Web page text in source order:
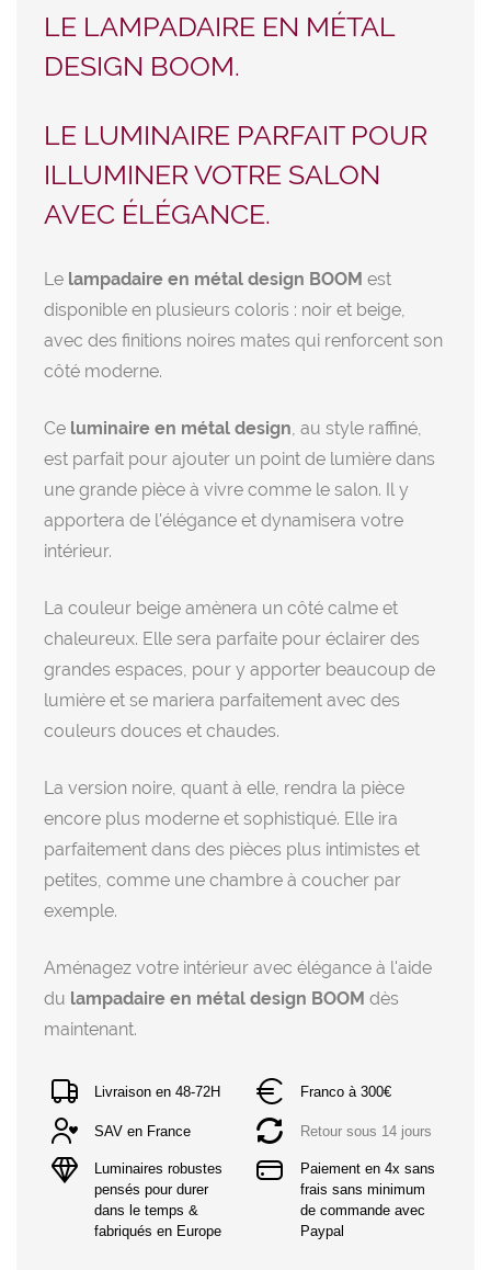
LE LAMPADAIRE EN MÉTAL
DESIGN BOOM.
LE LUMINAIRE PARFAIT POUR
ILLUMINER VOTRE SALON
AVEC ÉLÉGANCE.
Le lampadaire en métal design BOOM est
disponible en plusieurs coloris : noir et beige,
avec des finitions noires mates qui renforcent son
côté moderne.
Ce luminaire en métal design, au style raffiné,
est parfait pour ajouter un point de lumière dans
une grande pièce à vivre comme le salon. Il y
apportera de l'élégance et dynamisera votre
intérieur.
La couleur beige amènera un côté calme et
chaleureux. Elle sera parfaite pour éclairer des
grandes espaces, pour y apporter beaucoup de
lumière et se mariera parfaitement avec des
couleurs douces et chaudes.
La version noire, quant à elle, rendra la pièce
encore plus moderne et sophistiqué. Elle ira
parfaitement dans des pièces plus intimistes et
petites, comme une chambre à coucher par
exemple.
Aménagez votre intérieur avec élégance à l'aide
du lampadaire en métal design BOOM dès
maintenant.
Livraison en 48-72H Franco à 300€
SAV en France Retour sous 14 jours
Luminaires robustes
pensés pour durer
dans le temps &
fabriqués en Europe
Paiement en 4x sans
frais sans minimum
de commande avec
Paypal